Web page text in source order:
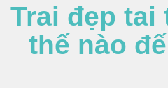
Trai đẹp
thế nào